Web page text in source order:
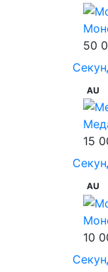
50
AU
15
AU
10